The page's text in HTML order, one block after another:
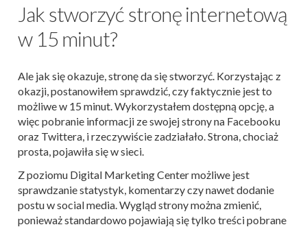
Jak stworzyć stronę internetową
w 15 minut?
Ale jak się okazuje, stronę da się stworzyć. Korzystając z
okazji, postanowiłem sprawdzić, czy faktycznie jest to
możliwe w 15 minut. Wykorzystałem dostępną opcję, a
więc pobranie informacji ze swojej strony na Facebooku
oraz Twittera, i rzeczywiście zadziałało. Strona, chociaż
prosta, pojawiła się w sieci.
Z poziomu Digital Marketing Center możliwe jest
sprawdzanie statystyk, komentarzy czy nawet dodanie
postu w social media. Wygląd strony można zmienić,
ponieważ standardowo pojawiają się tylko treści pobrane